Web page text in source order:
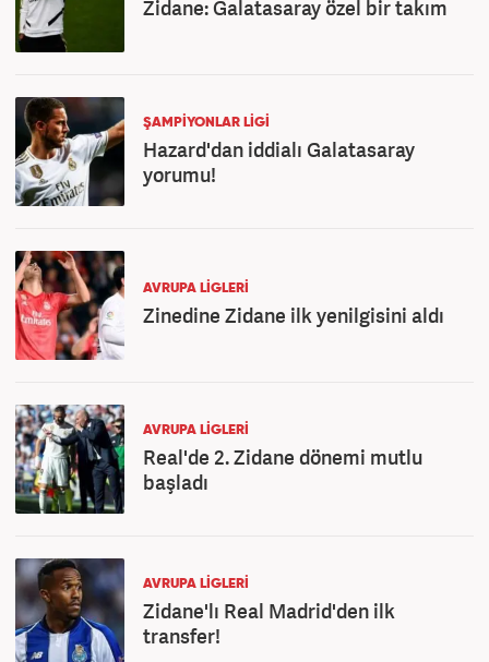
Zidane: Galatasaray özel bir takım
ŞAMPİYONLAR LİGİ
Hazard'dan iddialı Galatasaray
yorumu!
AVRUPA LİGLERİ
Zinedine Zidane ilk yenilgisini aldı
AVRUPA LİGLERİ
Real'de 2. Zidane dönemi mutlu
başladı
AVRUPA LİGLERİ
Zidane'lı Real Madrid'den ilk
transfer!